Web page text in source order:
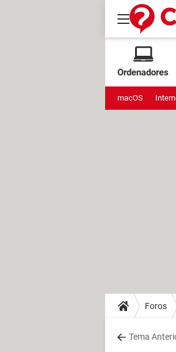
Ordenadores
macOS
Foros
Tema